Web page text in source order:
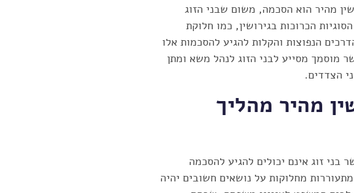
מהיר הוא הסכמה, משום שבני הזוג
הכרוכות בגירושין, כמו חלוקת
הנפוצות והקלות להגיע להסכמות אלו
מוסמך מסייע לבני הזוג לנהל משא ומתן
הצדדים.
מהיר מהליך
בני זוג אינם יכולים להגיע להסכמה
מחלוקות על נושאים חשובים יהיה